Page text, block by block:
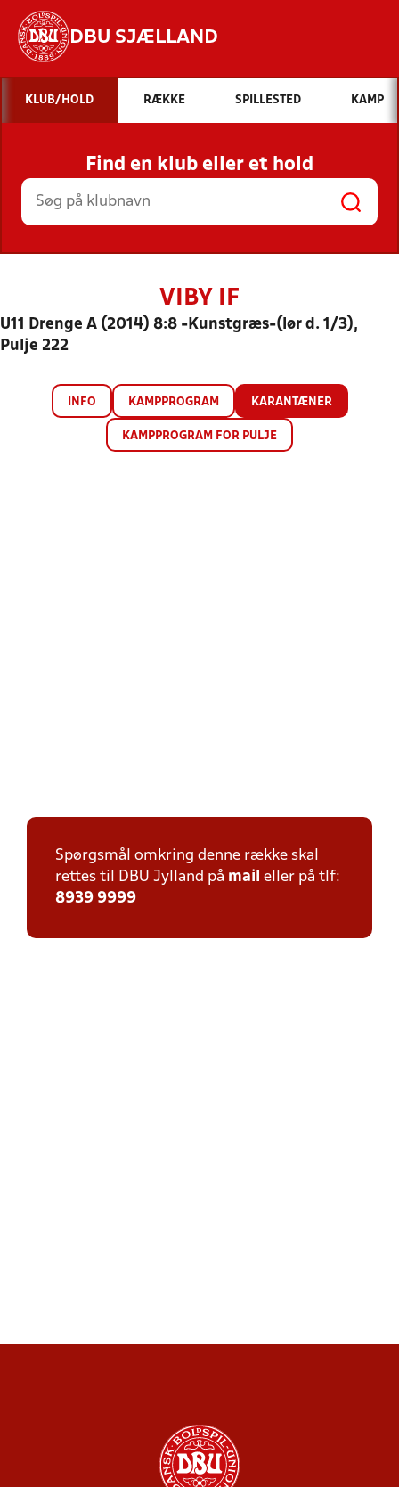
DBU SJÆLLAND
Hvad vil du søge efter?
INDHOLD OG NYHEDER
STILLINGER, RESULTATER, KLUBBER OG
HOLD
KLUB/HOLD RÆKKE SPILLESTED KAMP
Find en klub eller et hold
VIBY IF
U11 Drenge A (2014) 8:8 -Kunstgræs-(lør d. 1/3),
Pulje 222
INFO KAMPPROGRAM KARANTÆNER
KAMPPROGRAM FOR PULJE
Spørgsmål omkring denne række skal
rettes til DBU Jylland på mail eller på tlf:
8939 9999